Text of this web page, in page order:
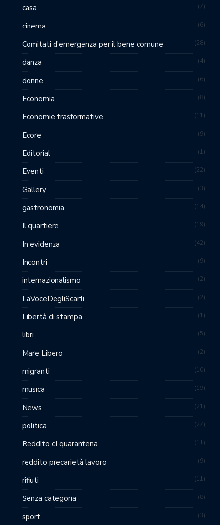
casa 7
cinema 6
Comitati d'emergenza per il bene comune 28
danza 4
donne 6
Economia 8
Economie trasformative 11
Ecore 9
Editorial 1
Eventi 22
Gallery 3
gastronomia 14
Il quartiere 19
In evidenza 42
Incontri 9
internazionalismo 2
LaVoceDegliScarti 2
Libertà di stampa 1
libri 5
Mare Libero 2
migranti 10
musica 19
News 21
politica 27
Reddito di quarantena 11
reddito precarietà lavoro 9
rifiuti 11
Senza categoria 8
sport 3